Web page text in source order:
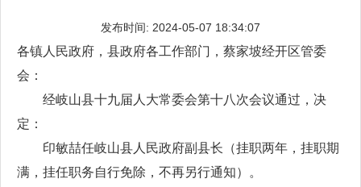
发布时间: 2024-05-07 18:34:07
各镇人民政府，县政府各工作部门，蔡家坡经开区管委
会：
经岐山县十九届人大常委会第十八次会议通过，决
定：
印敏喆任岐山县人民政府副县长（挂职两年，挂职期
满，挂任职务自行免除，不再另行通知）。